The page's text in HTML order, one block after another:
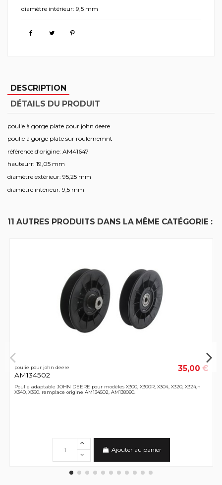
diamètre intérieur: 9,5 mm
DESCRIPTION
DÉTAILS DU PRODUIT
poulie à gorge plate pour john deere
poulie à gorge plate sur roulememnt
référence d'origine: AM41647
hauteurr: 19,05 mm
diamètre extérieur: 95,25 mm
diamètre intérieur: 9,5 mm
11 AUTRES PRODUITS DANS LA MÊME CATÉGORIE :
poulie pour john deere
AM134502
35,00 €
Poulie adaptable JOHN DEERE pour modèles X300, X300R, X304, X320, X324,n
X340, X360. remplace origine AM134502, AM138080.
Ajouter au panier